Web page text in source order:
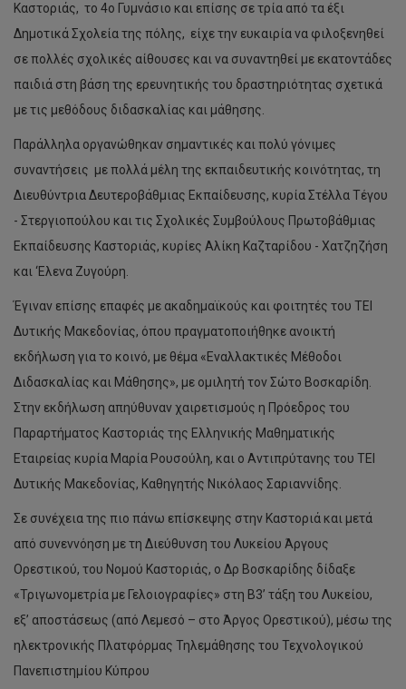
Καστοριάς, το 4ο Γυμνάσιο και επίσης σε τρία από τα έξι
Δημοτικά Σχολεία της πόλης, είχε την ευκαιρία να φιλοξενηθεί
σε πολλές σχολικές αίθουσες και να συναντηθεί με εκατοντάδες
παιδιά στη βάση της ερευνητικής του δραστηριότητας σχετικά
με τις μεθόδους διδασκαλίας και μάθησης.
Παράλληλα οργανώθηκαν σημαντικές και πολύ γόνιμες
συναντήσεις με πολλά μέλη της εκπαιδευτικής κοινότητας, τη
Διευθύντρια Δευτεροβάθμιας Εκπαίδευσης, κυρία Στέλλα Τέγου
- Στεργιοπούλου και τις Σχολικές Συμβούλους Πρωτοβάθμιας
Εκπαίδευσης Καστοριάς, κυρίες Αλίκη Καζταρίδου - Χατζηζήση
και ‘Ελενα Ζυγούρη.
Έγιναν επίσης επαφές με ακαδημαϊκούς και φοιτητές του ΤΕΙ
Δυτικής Μακεδονίας, όπου πραγματοποιήθηκε ανοικτή
εκδήλωση για το κοινό, με θέμα «Εναλλακτικές Μέθοδοι
Διδασκαλίας και Μάθησης», με ομιλητή τον Σώτο Βοσκαρίδη.
Στην εκδήλωση απηύθυναν χαιρετισμούς η Πρόεδρος του
Παραρτήματος Καστοριάς της Ελληνικής Μαθηματικής
Εταιρείας κυρία Μαρία Ρουσούλη, και ο Αντιπρύτανης του ΤΕΙ
Δυτικής Μακεδονίας, Καθηγητής Νικόλαος Σαριαννίδης.
Σε συνέχεια της πιο πάνω επίσκεψης στην Καστοριά και μετά
από συνεννόηση με τη Διεύθυνση του Λυκείου Άργους
Ορεστικού, του Νομού Καστοριάς, ο Δρ Βοσκαρίδης δίδαξε
«Τριγωνομετρία με Γελοιογραφίες» στη Β3’ τάξη του Λυκείου,
εξ’ αποστάσεως (από Λεμεσό – στο Άργος Ορεστικού), μέσω της
ηλεκτρονικής Πλατφόρμας Τηλεμάθησης του Τεχνολογικού
Πανεπιστημίου Κύπρου